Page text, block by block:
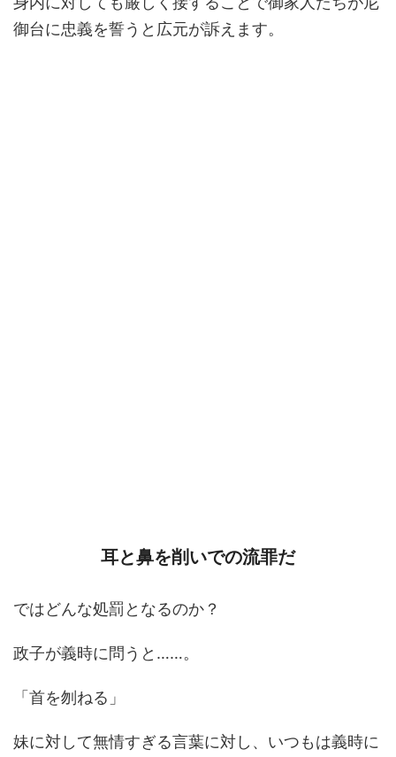
御台に忠義を誓うと広元が訴えます。
耳と鼻を削いでの流罪だ
ではどんな処罰となるのか？
政子が義時に問うと……。
「首を刎ねる」
妹に対して無情すぎる言葉に対し、いつもは義時に